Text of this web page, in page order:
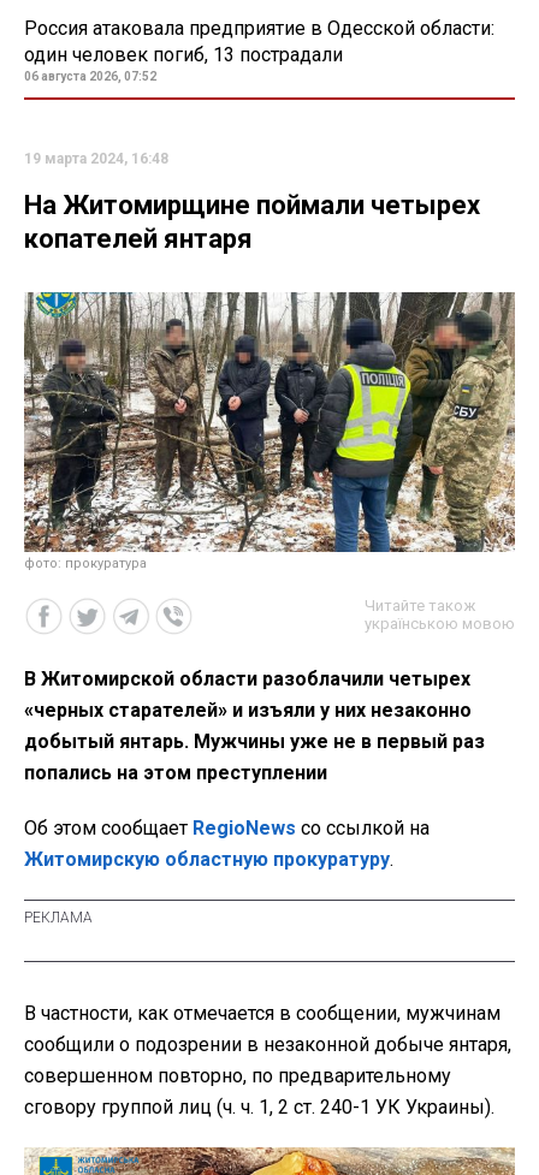
Россия атаковала предприятие в Одесской области:
один человек погиб, 13 пострадали
06 августа 2026, 07:52
19 марта 2024, 16:48
На Житомирщине поймали четырех
копателей янтаря
фото: прокуратура
Читайте також
українською мовою
В Житомирской области разоблачили четырех
«черных старателей» и изъяли у них незаконно
добытый янтарь. Мужчины уже не в первый раз
попались на этом преступлении
Об этом сообщает RegioNews со ссылкой на
Житомирскую областную прокуратуру.
В частности, как отмечается в сообщении, мужчинам
сообщили о подозрении в незаконной добыче янтаря,
совершенном повторно, по предварительному
сговору группой лиц (ч. ч. 1, 2 ст. 240-1 УК Украины).